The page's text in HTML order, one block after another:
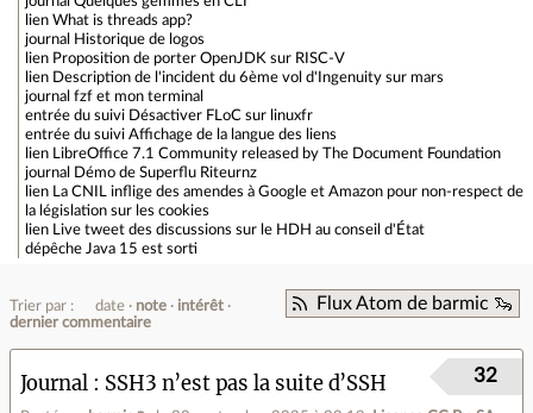
lien What is threads app?
journal
Historique de logos
lien Proposition de porter OpenJDK sur RISC-V
lien Description de l'incident du 6ème vol d'Ingenuity sur mars
journal fzf et mon terminal
entrée du suivi Désactiver FLoC sur linuxfr
entrée du suivi Affichage de la langue des liens
lien
LibreOffice 7.1 Community released by The Document Foundation
journal
Démo de Superflu Riteurnz
lien
La CNIL inflige des amendes à Google et Amazon pour non-respect de
la législation sur les cookies
lien
Live tweet des discussions sur le HDH au conseil d'État
dépêche Java 15 est sorti
Flux Atom de barmic 🦦
Trier par : date note
intérêt
dernier commentaire
Journal SSH3 n’est pas la suite d’SSH 32